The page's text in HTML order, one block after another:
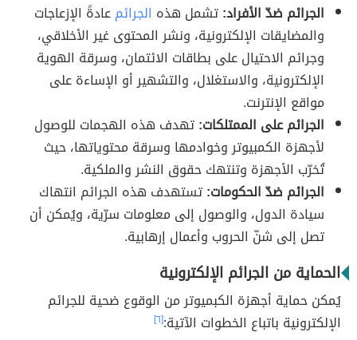
الجرائم ضدّ الأفراد:تشمل هذه الجرائمعادةً الإزعاجات
والمضايقات الإلكترونية، ونشر المحتوى غير الأخلاقي،
وجرائم الاحتيال على بطاقات الائتمان، وسرقة الهوية
الإلكترونية، والاستغلال، والتشهير أو الإساءة على
مواقع الإنترنت.
الجرائم على الممتلكات:تهدف هذه الهجمات للوصول
لأجهزة الكمبيوتر وخوادمها وسرقة محتوياتها، حيث
تُخرّب الأجهزة وتنتهك حقوق النشر والملكية.
الجرائم ضدّ الحكومات:تستهدف هذه الجرائم انتهاك
سيادة الدول، والوصول إلى معلومات سرّية، ويُمكن أن
تصل إلى شنّ الحروب وأعمال إرهابية.
الحماية من الجرائم الإلكترونية
يُمكن حماية أجهزة الكبميوتر من الوقوع ضحية للجرائم
الإلكترونية باتباع الخطوات الآتية:[٦]